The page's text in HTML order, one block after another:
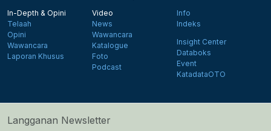
In-Depth & Opini
Telaah
Opini
Wawancara
Laporan Khusus
Video
News
Wawancara
Katalogue
Foto
Podcast
Info
Indeks
Insight Center
Databoks
Event
KatadataOTO
Langganan Newsletter